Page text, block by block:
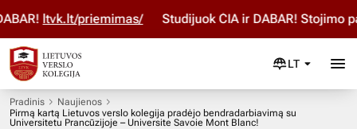
ltvk.lt/priemimas/ Studijuok ČIA ir DABAR! Stojimo
LT
Pradinis
Naujienos
Pirmą kartą Lietuvos verslo kolegija pradėjo bendradarbiavimą su
Universitetu Prancūzijoje – Universite Savoie Mont Blanc!